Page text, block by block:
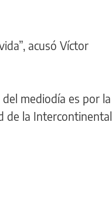
acusó Víctor
mediodía es por la
de la Intercontinental